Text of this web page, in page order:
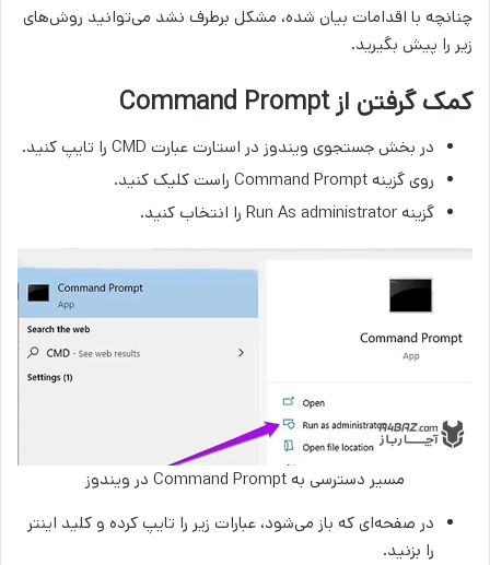
چنانچه با اقدامات بیان شده، مشکل برطرف نشد می‌توانید روش‌های
زیر را پیش بگیرید.
کمک گرفتن از Command Prompt
در بخش جستجوی ویندوز در استارت عبارت CMD را تایپ کنید.
روی گزینه Command Prompt راست کلیک کنید.
گزینه Run As administrator را انتخاب کنید.
مسیر دسترسی به Command Prompt در ویندوز
در صفحه‌ای که باز می‌شود، عبارات زیر را تایپ کرده و کلید اینتر
را بزنید.